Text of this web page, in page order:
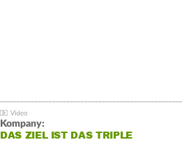
Kompany:
DAS ZIEL IST DAS TRIPLE